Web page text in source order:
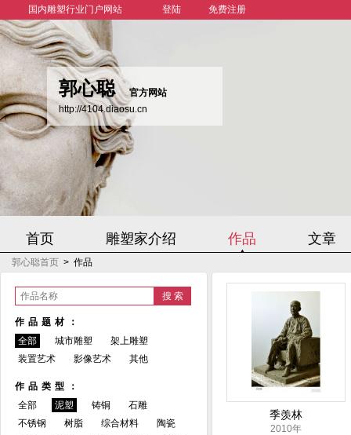
国内雕塑行业门户网站 登陆 免费注册
郭心聪
官方网站
http://4104.diaosu.cn
首页 雕塑家介绍 作品 文章
郭心聪首页 > 作品
作品名称
作品题材：
全部
城市雕塑
架上雕塑
装置艺术
影像艺术 其他
作品类型：
全部
泥塑 铸铜
石雕
不锈钢
树脂 综合材料
陶瓷
季羡林
2010年